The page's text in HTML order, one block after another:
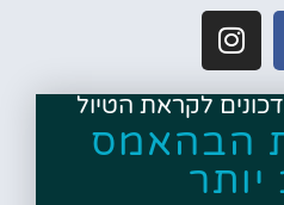
לקראת הטיול
הבהאמס
יותר